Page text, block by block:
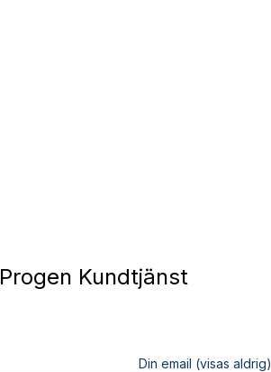
Progen Kundtjänst
Din email (visas aldrig)